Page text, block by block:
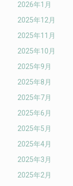
2026年1月
2025年12月
2025年11月
2025年10月
2025年9月
2025年8月
2025年7月
2025年6月
2025年5月
2025年4月
2025年3月
2025年2月